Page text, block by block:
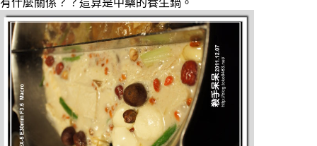
有什麼關係？？這算是中藥的養生鍋。